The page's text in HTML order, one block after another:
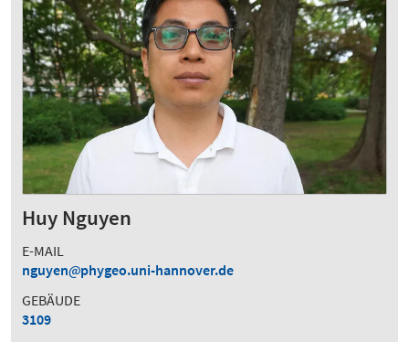
Huy Nguyen
E-MAIL
nguyen
phygeo.uni-hannover.de
GEBÄUDE
3109